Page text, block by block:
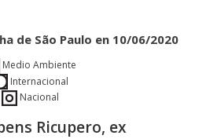
de São Paulo en 10/06/2020
Medio Ambiente
Internacional
Nacional
Ricupero, ex